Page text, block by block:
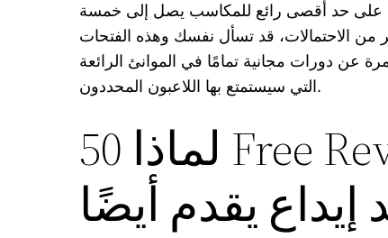
على حد أقصى رائع للمكاسب يصل إلى خمسة
من الاحتمالات، قد تسأل نفسك وهذه الفتحات
عن دورات مجانية تمامًا في الموانئ الرائعة
التي سيستمتع بها اللاعبون المحددون.
لماذا 50 Free Revolves Shines
إيداع يقدم أيضًا